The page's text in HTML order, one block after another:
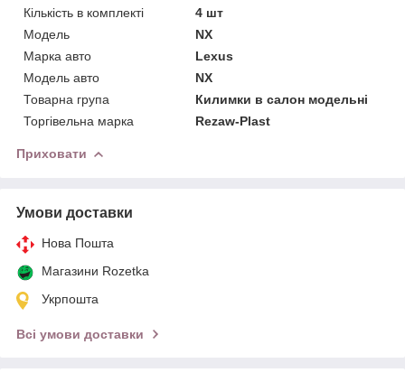
Кількість в комплекті
4 шт
Мoдель
NX
Марка авто
Lexus
Модель авто
NX
Товарна група
Килимки в салон модельні
Торгівельна марка
Rezaw-Plast
Приховати
Умови доставки
Нова Пошта
Магазини Rozetka
Укрпошта
Всі умови доставки